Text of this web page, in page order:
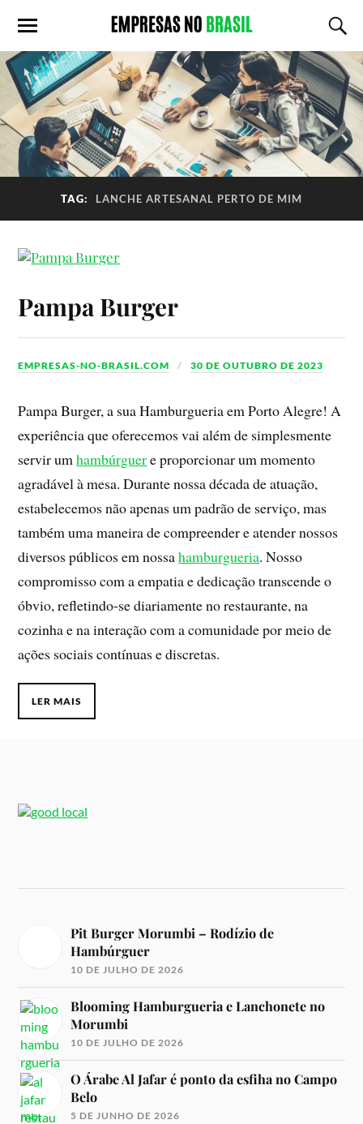
TAG: LANCHE ARTESANAL PERTO DE MIM
Pampa Burger
EMPRESAS-NO-BRASIL.COM 30 DE OUTUBRO DE 2023
Pampa Burger, a sua Hamburgueria em Porto Alegre! A
experiência que oferecemos vai além de simplesmente
servir umhambúrguere proporcionar um momento
agradável à mesa. Durante nossa década de atuação,
estabelecemos não apenas um padrão de serviço, mas
também uma maneira de compreender e atender nossos
diversos públicos em nossahamburgueria. Nosso
compromisso com a empatia e dedicação transcende o
óbvio, refletindo-se diariamente no restaurante, na
cozinha e na interação com a comunidade por meio de
ações sociais contínuas e discretas.
LER MAIS
Pit Burger Morumbi – Rodízio de
Hambúrguer
10 DE JULHO DE 2026
Blooming Hamburgueria e Lanchonete no
Morumbi
10 DE JULHO DE 2026
O Árabe Al Jafar é ponto da esfiha no Campo
Belo
5 DE JUNHO DE 2026